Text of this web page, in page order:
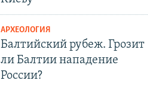
АРХЕОЛОГИЯ
Балтийский рубеж. Грозит
ли Балтии нападение
России?